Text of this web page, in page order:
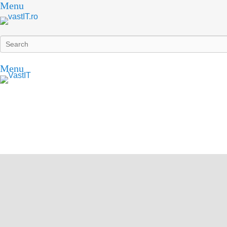
Menu
Search
Menu
vastIT.ro